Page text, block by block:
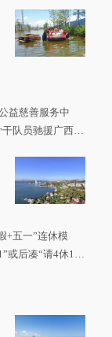
益慈善服务中
队员驰援广西灾
+五一”连休模
或后凑“请4休1